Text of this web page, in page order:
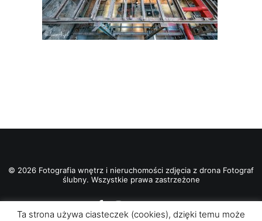
© 2026 Fotografia wnętrz i nieruchomości zdjęcia z drona Fotograf
ślubny. Wszystkie prawa zastrzeżone
Ta strona używa ciasteczek (cookies), dzięki temu może